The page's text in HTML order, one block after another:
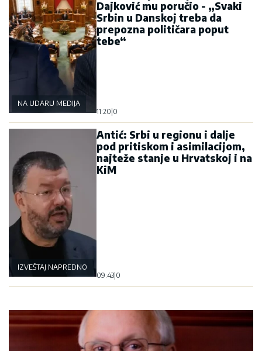
NA UDARU MEDIJA
Dajković mu poručio - „Svaki
Srbin u Danskoj treba da
prepozna političara poput
tebe“
11:20 0
IZVEŠTAJ NAPREDNOG KLUBA
Antić: Srbi u regionu i dalje
pod pritiskom i asimilacijom,
najteže stanje u Hrvatskoj i na
KiM
09:43 0